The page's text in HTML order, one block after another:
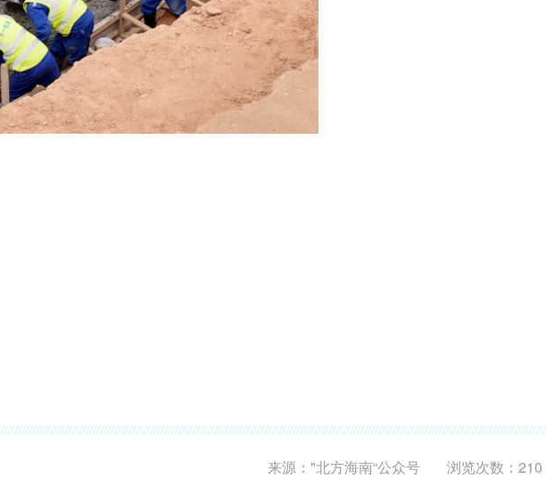
来源："北方海南“公众号 浏览次数： 210